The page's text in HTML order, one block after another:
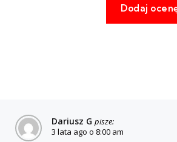
Dariusz G pisze:
3 lata ago o 8:00 am